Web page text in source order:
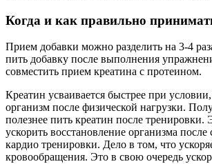
Когда и как правильно
Прием добавки можно разделить на 3-4
пить добавку после выполнения
совместить прием креатина с протеином.
Креатин усваивается быстрее при
организм после физической нагрузки.
полезнее пить креатин после тренировки.
ускорить восстановление организма
кардио тренировки. Дело в том, что
кровообращения. Это в свою очередь